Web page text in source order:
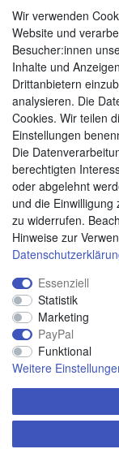
Impressum
Zahlungsarten
Weitere
Kauf auf
Vorkasse
Hier sind wir
©
Wir verwenden
Website und
Besucher:innen
Inhalte und
Drittanbietern
analysieren. Die
Cookies. Wir teilen
Einstellungen
Die
berechtigten
oder abgelehnt
und die
zu widerrufen.
Hinweise zur
Essenziell
Statistik
Marketing
PayPal
Funktional
Weitere